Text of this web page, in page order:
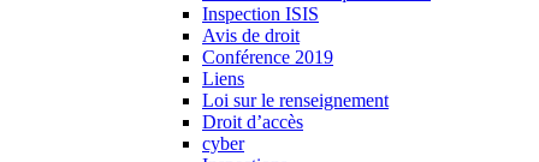
Inspection ISIS
Avis de droit
Conférence 2019
Liens
Loi sur le renseignement
Droit d’accès
cyber